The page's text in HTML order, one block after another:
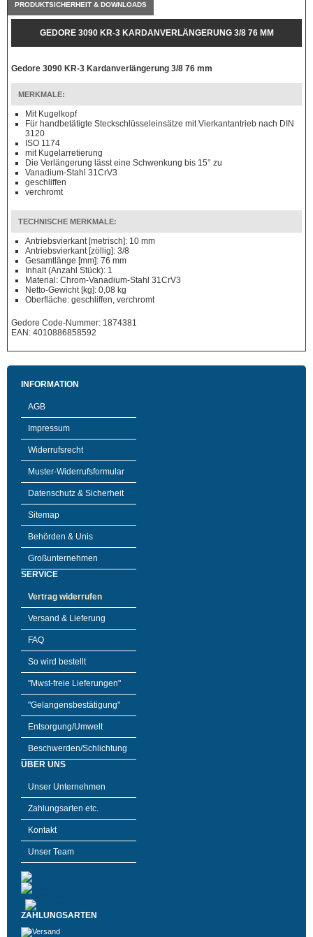
PRODUKTSICHERHEIT & DOWNLOADS
GEDORE 3090 KR-3 KARDANVERLÄNGERUNG 3/8 76 MM
Gedore 3090 KR-3 Kardanverlängerung 3/8 76 mm
MERKMALE:
Mit Kugelkopf
Für handbetätigte Steckschlüsseleinsätze mit Vierkantantrieb nach DIN
3120
ISO 1174
mit Kugelarretierung
Die Verlängerung lässt eine Schwenkung bis 15° zu
Vanadium-Stahl 31CrV3
geschliffen
verchromt
TECHNISCHE MERKMALE:
Antriebsvierkant [metrisch]: 10 mm
Antriebsvierkant [zöllig]: 3/8
Gesamtlänge [mm]: 76 mm
Inhalt (Anzahl Stück): 1
Material: Chrom-Vanadium-Stahl 31CrV3
Netto-Gewicht [kg]: 0,08 kg
Oberfläche: geschliffen, verchromt
Gedore Code-Nummer: 1874381
EAN: 4010886858592
INFORMATION
AGB
Impressum
Widerrufsrecht
Muster-Widerrufsformular
Datenschutz & Sicherheit
Sitemap
Behörden & Unis
Großunternehmen
SERVICE
Vertrag widerrufen
Versand & Lieferung
FAQ
So wird bestellt
"Mwst-freie Lieferungen"
"Gelangensbestätigung"
Entsorgung/Umwelt
Beschwerden/Schlichtung
ÜBER UNS
Unser Unternehmen
Zahlungsarten etc.
Kontakt
Unser Team
ZAHLUNGSARTEN